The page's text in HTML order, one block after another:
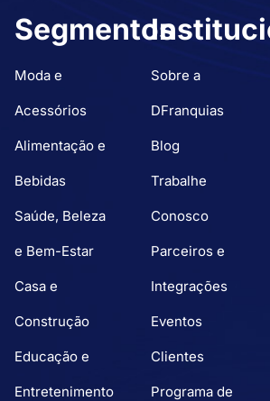
Segmentos
Moda e
Acessórios
Alimentação e
Bebidas
Saúde, Beleza
e Bem-Estar
Casa e
Construção
Educação e
Entretenimento
Sobre a
DFranquias
Blog
Trabalhe
Conosco
Parceiros e
Integrações
Eventos
Clientes
Programa de